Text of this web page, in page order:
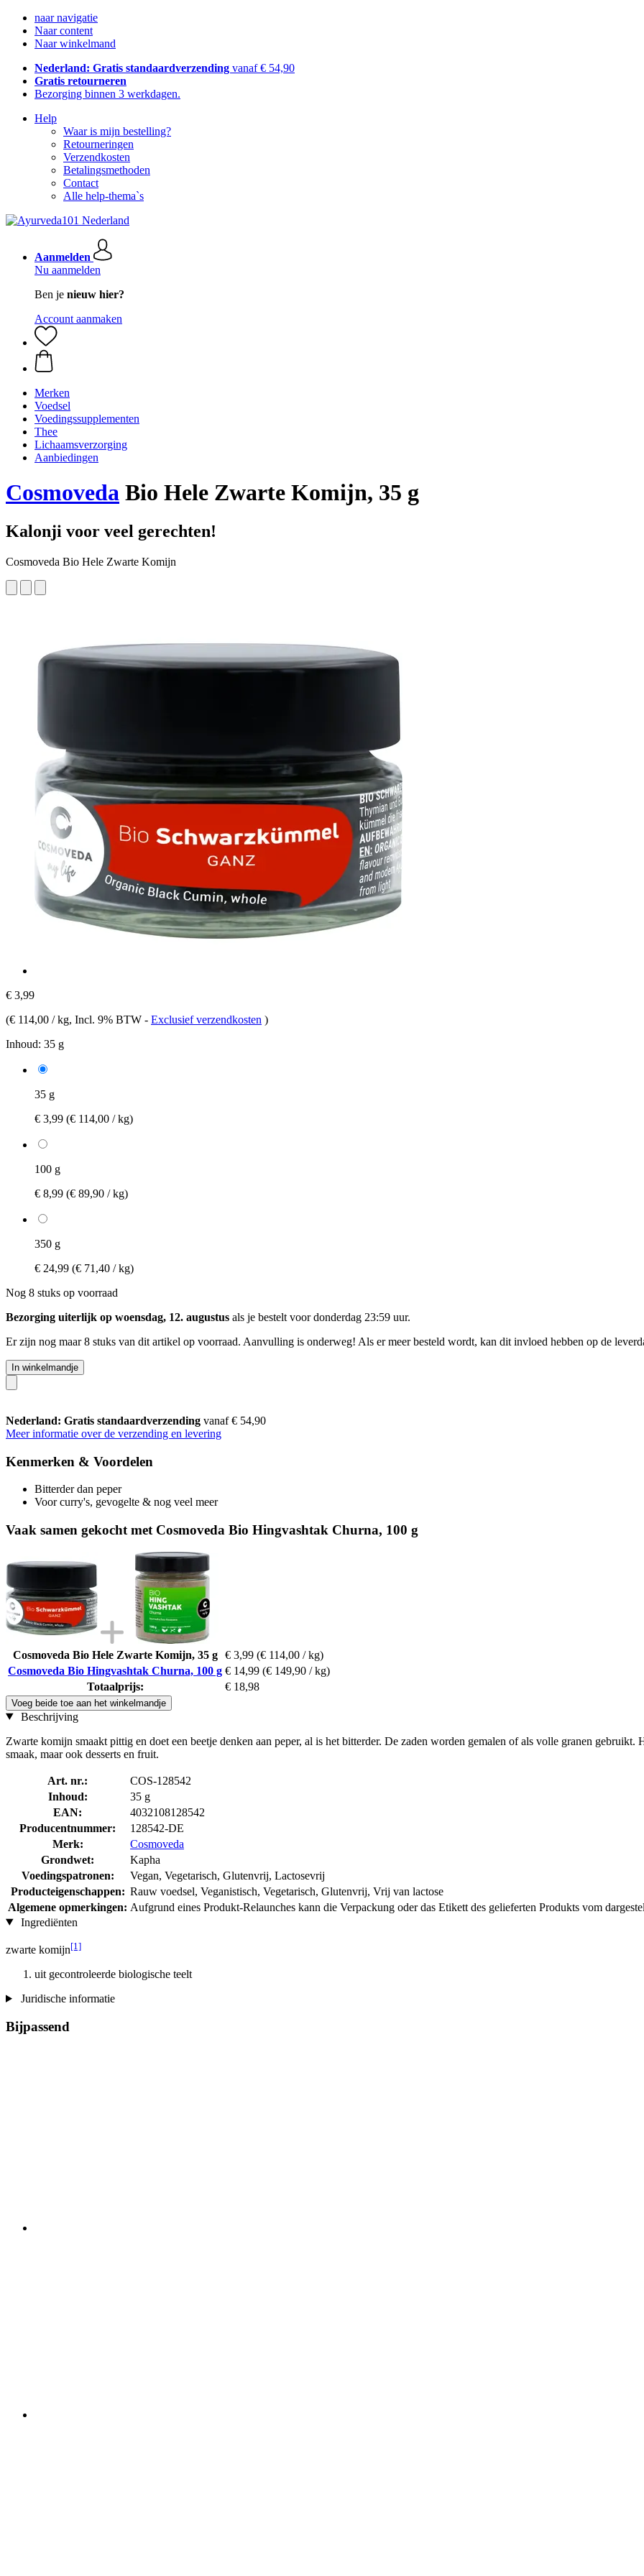
naar navigatie
Naar content
Naar winkelmand
Nederland: Gratis standaardverzending vanaf € 54,90
Gratis retourneren
Bezorging binnen 3 werkdagen.
Help
Waar is mijn bestelling?
Retourneringen
Verzendkosten
Betalingsmethoden
Contact
Alle help-thema`s
Aanmelden
Nu aanmelden
Ben je nieuw hier?
Account aanmaken
Merken
Voedsel
Voedingssupplementen
Thee
Lichaamsverzorging
Aanbiedingen
Cosmoveda Bio Hele Zwarte Komijn, 35 g
Kalonji voor veel gerechten!
Cosmoveda Bio Hele Zwarte Komijn
€ 3,99
(€ 114,00 / kg, Incl. 9% BTW - Exclusief verzendkosten )
Inhoud: 35 g
35 g
€ 3,99 (€ 114,00 / kg)
100 g
€ 8,99 (€ 89,90 / kg)
350 g
€ 24,99 (€ 71,40 / kg)
Nog 8 stuks op voorraad
Bezorging uiterlijk op woensdag, 12. augustus als je bestelt voordonderdag 23:59 uur.
Er zijn nog maar 8 stuks van dit artikel op voorraad. Aanvulling is onderweg! Als er meer besteld wordt, kan dit invloed hebben op de
In winkelmandje
Nederland: Gratis standaardverzending vanaf € 54,90
Meer informatie over de verzending en levering
Kenmerken & Voordelen
Bitterder dan peper
Voor curry's, gevogelte & nog veel meer
Vaak samen gekocht met Cosmoveda Bio Hingvashtak Churna, 100 g
Cosmoveda Bio Hele Zwarte Komijn, 35 g € 3,99 (€ 114,00 / kg)
Cosmoveda Bio Hingvashtak Churna, 100 g € 14,99 (€ 149,90 / kg)
Totaalprijs:
€ 18,98
Voeg beide toe aan het winkelmandje
Beschrijving
Zwarte komijn smaakt pittig en doet een beetje denken aan peper, al is het bitterder. De zaden worden gemalen of als volle granen
smaak, maar ook desserts en fruit.
Art. nr.:
COS-128542
Inhoud:
35 g
EAN:
4032108128542
Producentnummer:
128542-DE
Merk:
Cosmoveda
Grondwet:
Kapha
Voedingspatronen:
Vegan, Vegetarisch, Glutenvrij, Lactosevrij
Producteigenschappen: Rauw voedsel, Veganistisch, Vegetarisch, Glutenvrij, Vrij van lactose
Algemene opmerkingen: Aufgrund eines Produkt-Relaunches kann die Verpackung oder das Etikett des gelieferten Produkts vom
Ingrediënten
zwarte komijn[1]
uit gecontroleerde biologische teelt
Juridische informatie
Bijpassend